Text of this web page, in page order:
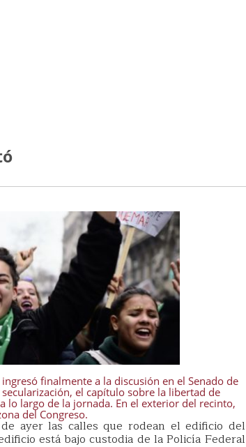
finalmente a la discusión en el Senado de
el capítulo sobre la libertad de
lo largo de la jornada. En el exterior del recinto,
del Congreso.
ayer las calles que rodean el edificio del
está bajo custodia de la Policía Federal